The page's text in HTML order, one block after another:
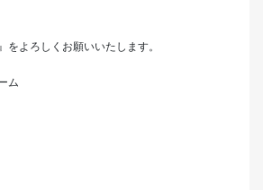
をよろしくお願いいたします。
ム